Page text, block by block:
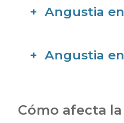
Angustia
Angustia
Cómo afecta